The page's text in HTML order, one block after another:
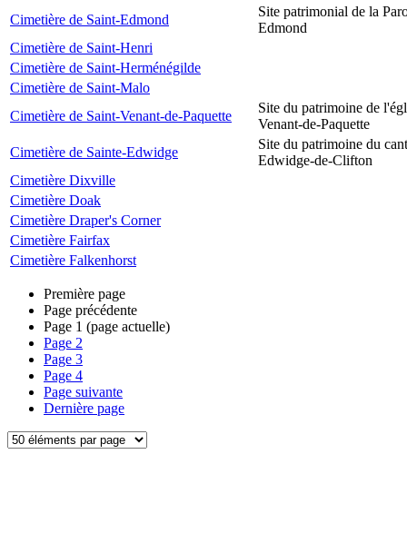
Cimetière de Saint-Edmond
Site patrimonial de la
Edmond
Cimetière de Saint-Henri
Cimetière de Saint-Herménégilde
Cimetière de Saint-Malo
Cimetière de Saint-Venant-de-Paquette
Site du patrimoine de
Venant-de-Paquette
Cimetière de Sainte-Edwidge
Site du patrimoine du
Edwidge-de-Clifton
Cimetière Dixville
Cimetière Doak
Cimetière Draper's Corner
Cimetière Fairfax
Cimetière Falkenhorst
Première page
Page précédente
Page 1 (page actuelle)
Page 2
Page 3
Page 4
Page suivante
Dernière page